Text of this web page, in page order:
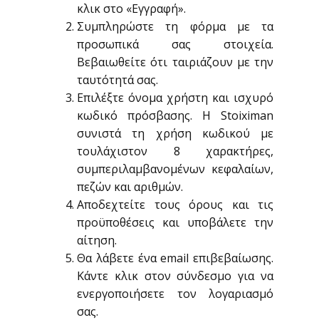
κλικ στο «Εγγραφή».
Συμπληρώστε τη φόρμα με τα
προσωπικά σας στοιχεία.
Βεβαιωθείτε ότι ταιριάζουν με την
ταυτότητά σας.
Επιλέξτε όνομα χρήστη και ισχυρό
κωδικό πρόσβασης. Η Stoiximan
συνιστά τη χρήση κωδικού με
τουλάχιστον 8 χαρακτήρες,
συμπεριλαμβανομένων κεφαλαίων,
πεζών και αριθμών.
Αποδεχτείτε τους όρους και τις
προϋποθέσεις και υποβάλετε την
αίτηση.
Θα λάβετε ένα email επιβεβαίωσης.
Κάντε κλικ στον σύνδεσμο για να
ενεργοποιήσετε τον λογαριασμό
σας.